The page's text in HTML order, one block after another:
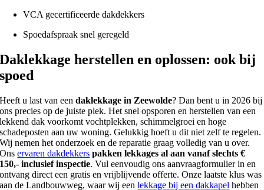
VCA gecertificeerde dakdekkers
Spoedafspraak snel geregeld
Daklekkage herstellen en oplossen: ook bij
spoed
Heeft u last van eendaklekkage in Zeewolde? Dan bent u in 2026 bij
ons precies op de juiste plek. Het snel opsporen en herstellen van een
lekkend dak voorkomt vochtplekken, schimmelgroei en hoge
schadeposten aan uw woning. Gelukkig hoeft u dit niet zelf te regelen.
Wij nemen het onderzoek en de reparatie graag volledig van u over.
Onservaren dakdekkers pakken lekkages al aan vanaf slechts €
150,- inclusief inspectie. Vul eenvoudig ons aanvraagformulier in en
ontvang direct een gratis en vrijblijvende offerte. Onze laatste klus was
aan de Landbouwweg, waar wij eenlekkage bij een dakkapel hebben